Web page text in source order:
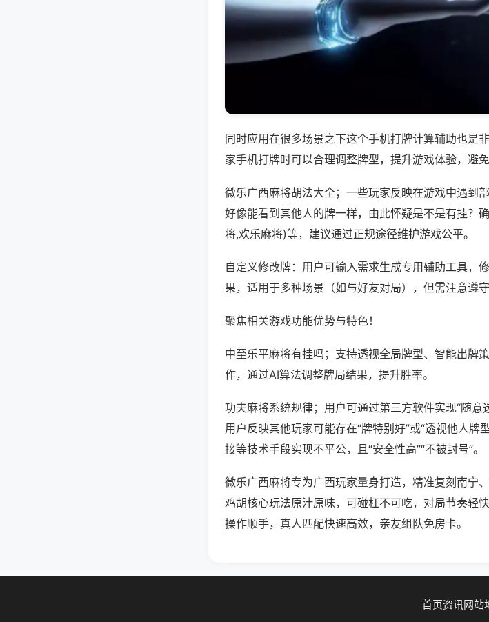
同时应用在很多场景之下这个手机打牌计算辅助也是
家手机打牌时可以合理调整牌型，提升游戏体验，避
微乐广西麻将胡法大全；一些玩家反映在游戏中遇到
好像能看到其他人的牌一样，由此怀疑是不是有挂？
将,欢乐麻将)等，建议通过正规途径维护游戏公平。
自定义修改牌：用户可输入需求生成专用辅助工具，
果，适用于多种场景（如与好友对局），但需注意遵
聚焦相关游戏功能优势与特色！
中至乐平麻将有挂吗；支持透视全局牌型、智能出牌
作，通过AI算法调整牌局结果，提升胜率。
功夫麻将系统规律；用户可通过第三方软件实现“随意
用户反映其他玩家可能存在“牌特别好”或“透视他人牌
接等技术手段实现不平公，且“安全性高”“不被封号”。
微乐广西麻将专为广西玩家量身打造，精准复刻南宁
鸡胡核心玩法原汁原味，可碰杠不可吃，对局节奏轻
操作顺手，真人匹配快速高效，亲友组队免房卡。
首页资讯网站